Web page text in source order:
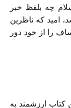
چه بلفظ خبر
امید که ناظرین
را از خود دور
کتاب ارزشمند به